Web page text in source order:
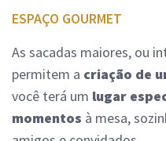
ESPAÇO GOURMET
As sacadas maiores, ou
permitem a criação de
você terá um lugar
momentos à mesa,